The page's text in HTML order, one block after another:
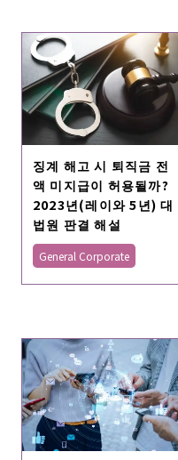
징계 해고 시 퇴직금 전
액 미지급이 허용될까?
2023년(레이와 5년) 대
법원 판결 해설
General Corporate